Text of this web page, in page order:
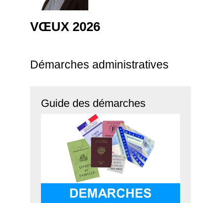
VŒUX 2026
Démarches administratives
Guide des démarches